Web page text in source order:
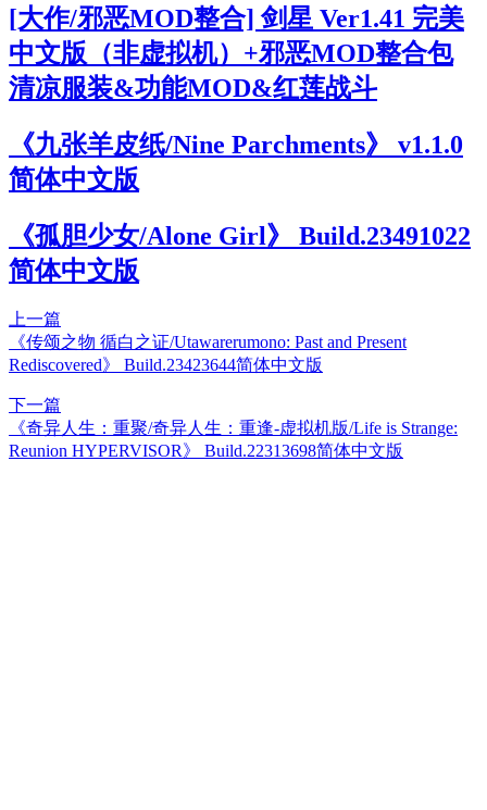
[大作/邪恶MOD整合] 剑星 Ver1.41 完美
中文版（非虚拟机）+邪恶MOD整合包
清凉服装&功能MOD&红莲战斗
《九张羊皮纸/Nine Parchments》 v1.1.0
简体中文版
《孤胆少女/Alone Girl》 Build.23491022
简体中文版
上一篇
《传颂之物 循白之证/Utawarerumono: Past and Present
Rediscovered》 Build.23423644简体中文版
下一篇
《奇异人生：重聚/奇异人生：重逢-虚拟机版/Life is Strange:
Reunion HYPERVISOR》 Build.22313698简体中文版